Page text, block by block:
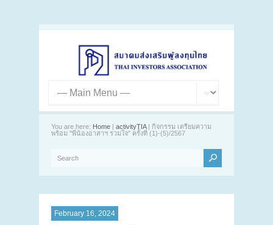
You are here: Home | activityTIA| กิจกรรม เตรียมความ
พร้อม "พี่น้องอาสาฯ รวมใจ" ครั้งที่ (1)-(5)/2567
February 16, 2024